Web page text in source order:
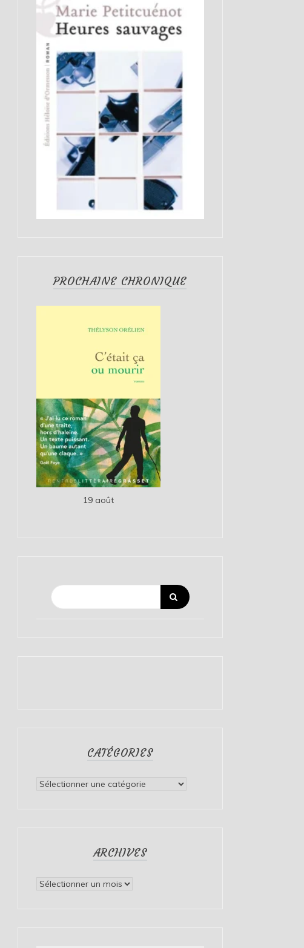
PROCHAINE CHRONIQUE
19 août
CATÉGORIES
Catégories
ARCHIVES
Archives